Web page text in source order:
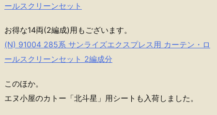
ールスクリーンセット
お得な14両(2編成)用もございます。
(N) 91004 285系 サンライズエクスプレス用 カーテン・ロ
ールスクリーンセット 2編成分
このほか。
エヌ小屋のカトー「北斗星」用シートも入荷しました。